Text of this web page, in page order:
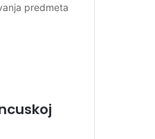
predmeta